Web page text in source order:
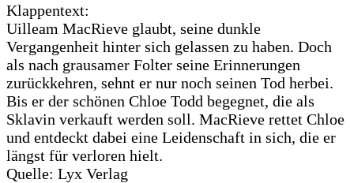
Klappentext:
Uilleam MacRieve glaubt, seine dunkle
Vergangenheit hinter sich gelassen zu haben. Doch
als nach grausamer Folter seine Erinnerungen
zurückkehren, sehnt er nur noch seinen Tod herbei.
Bis er der schönen Chloe Todd begegnet, die als
Sklavin verkauft werden soll. MacRieve rettet Chloe
und entdeckt dabei eine Leidenschaft in sich, die er
längst für verloren hielt.
Quelle: Lyx Verlag